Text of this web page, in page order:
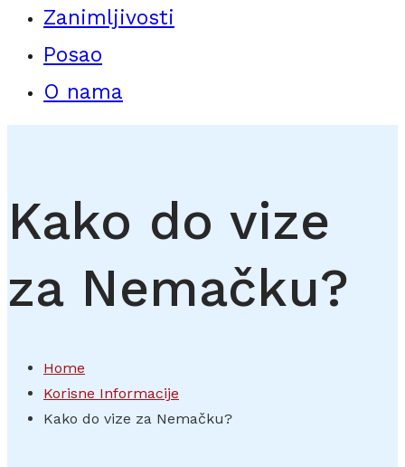
Zanimljivosti
Posao
O nama
Kako do vize
za Nemačku?
Home
Korisne Informacije
Kako do vize za Nemačku?